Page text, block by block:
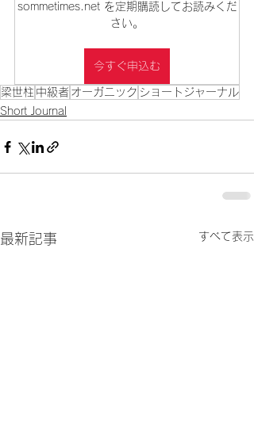
sommetimes.net を定期購読してお読みくだ
さい。
今すぐ申込む
梁世柱 中級者 オーガニック ショートジャーナル
Short Journal
最新記事 すべて表示